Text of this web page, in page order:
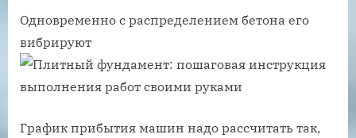
Одновременно с распределением бетона его
вибрируют
График прибытия машин надо рассчитать так,